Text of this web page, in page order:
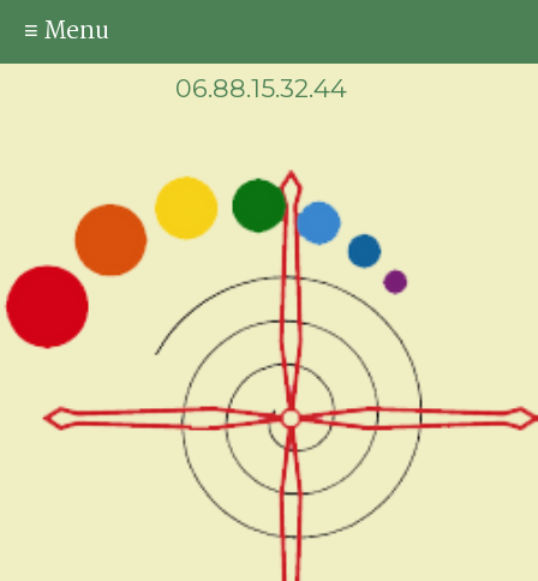
06.88.15.32.44
≡ Menu